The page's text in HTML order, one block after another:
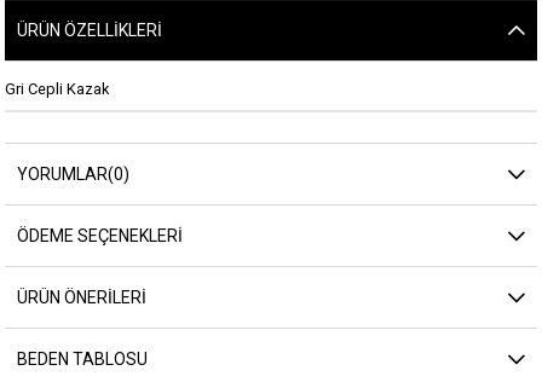
ÜRÜN ÖZELLIKLERI
Gri Cepli Kazak
YORUMLAR(0)
ÖDEME SEÇENEKLERI
ÜRÜN ÖNERILERI
BEDEN TABLOSU